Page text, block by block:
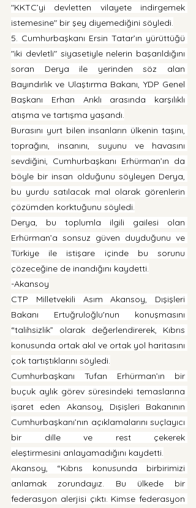
"KKTC’yi devletten vilayete indirgemek
istemesine" bir şey diyemediğini söyledi.
5. Cumhurbaşkanı Ersin Tatar’ın yürüttüğü
"iki devletli" siyasetiyle nelerin başarıldığını
soran Derya ile yerinden söz alan
Bayındırlık ve Ulaştırma Bakanı, YDP Genel
Başkanı Erhan Arıklı arasında karşılıklı
atışma ve tartışma yaşandı.
Burasını yurt bilen insanların ülkenin taşını,
toprağını, insanını, suyunu ve havasını
sevdiğini, Cumhurbaşkanı Erhürman’ın da
böyle bir insan olduğunu söyleyen Derya,
bu yurdu satılacak mal olarak görenlerin
çözümden korktuğunu söyledi.
Derya, bu toplumla ilgili gailesi olan
Erhürman’a sonsuz güven duyduğunu ve
Türkiye ile istişare içinde bu sorunu
çözeceğine de inandığını kaydetti.
-Akansoy
CTP Milletvekili Asım Akansoy, Dışişleri
Bakanı Ertuğruloğlu'nun konuşmasını
“talihsizlik” olarak değerlendirerek, Kıbrıs
konusunda ortak akıl ve ortak yol haritasını
çok tartıştıklarını söyledi.
Cumhurbaşkanı Tufan Erhürman’ın bir
buçuk aylık görev süresindeki temaslarına
işaret eden Akansoy, Dışişleri Bakanının
Cumhurbaşkanı’nın açıklamalarını suçlayıcı
bir dille ve rest çekerek
eleştirmesini anlayamadığını kaydetti.
Akansoy, “Kıbrıs konusunda birbirimizi
anlamak zorundayız. Bu ülkede bir
federasyon alerjisi çıktı. Kimse federasyon